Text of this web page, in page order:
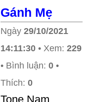
Gánh Mẹ
Ngày 29/10/2021
14:11:30 • Xem: 229
• Bình luận: 0 •
Thích: 0
Tone Nam